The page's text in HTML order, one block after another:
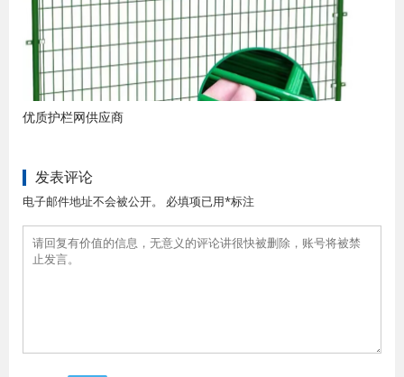
优质护栏网供应商
发表评论
电子邮件地址不会被公开。 必填项已用*标注